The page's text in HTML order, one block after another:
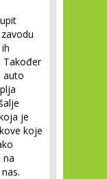
Također
auto
je
koje
na